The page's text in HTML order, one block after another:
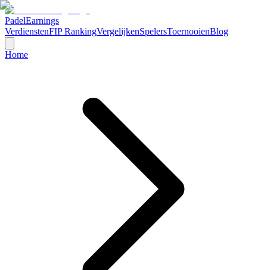
PadelEarnings
VerdienstenFIP RankingVergelijkenSpelersToernooienBlog
Home